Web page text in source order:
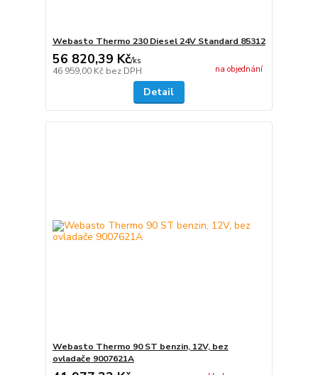
Webasto Thermo 230 Diesel 24V Standard 85312
56 820,39 Kč/ks
46 959,00 Kč bez DPH na objednání
Detail
Webasto Thermo 90 ST benzin, 12V, bez
ovladače 9007621A